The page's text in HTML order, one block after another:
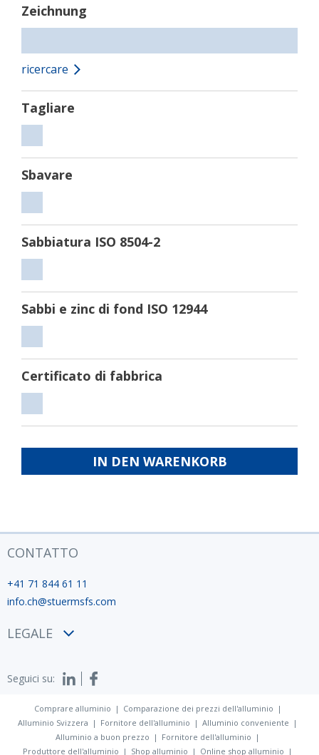
Zeichnung
ricercare
Tagliare
Sbavare
Sabbiatura ISO 8504-2
ISO
8504-
Sabbi e zinc di fond ISO 12944
e
zinc
fond
Certificato di fabbrica
di
fabbrica
IN DEN WARENKORB
CONTATTO
+41 71 844 61 11
info.ch@stuermsfs.com
LEGALE
Privacy policy
Seguici su:
Comprare alluminio
Comparazione dei prezzi dell'alluminio
Alluminio Svizzera
Fornitore dell'alluminio
Alluminio conveniente
Alluminio a buon prezzo
Fornitore dell'alluminio
Produttore dell'alluminio
Shop alluminio Online shop alluminio